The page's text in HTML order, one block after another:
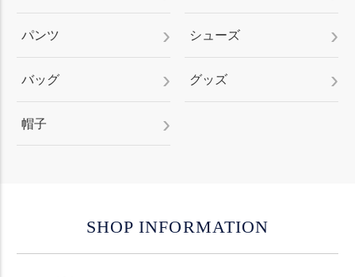
パンツ シューズ
バッグ グッズ
帽子
SHOP INFORMATION